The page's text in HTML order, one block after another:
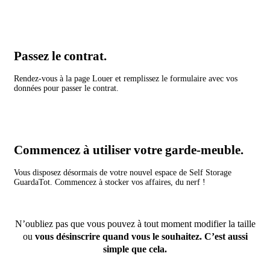
Passez le contrat.
Rendez-vous à la page Louer et remplissez le formulaire avec vos
données pour passer le contrat.
Commencez à utiliser votre garde-meuble.
Vous disposez désormais de votre nouvel espace de Self Storage
GuardaTot. Commencez à stocker vos affaires, du nerf !
N’oubliez pas que vous pouvez à tout moment modifier la taille
ou vous désinscrire quand vous le souhaitez. C’est aussi
simple que cela.